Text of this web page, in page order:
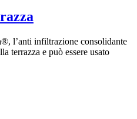
l’anti infiltrazione consolidante
terrazza e può essere usato